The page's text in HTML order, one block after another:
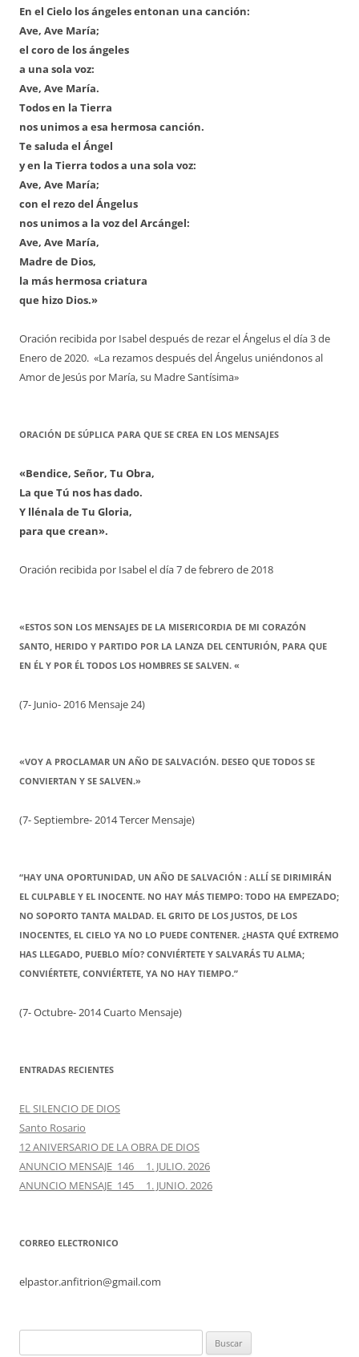
En el Cielo los ángeles entonan una canción:
Ave, Ave María;
el coro de los ángeles
a una sola voz:
Ave, Ave María.
Todos en la Tierra
nos unimos a esa hermosa canción.
Te saluda el Ángel
y en la Tierra todos a una sola voz:
Ave, Ave María;
con el rezo del Ángelus
nos unimos a la voz del Arcángel:
Ave, Ave María,
Madre de Dios,
la más hermosa criatura
que hizo Dios.»
Oración recibida por Isabel después de rezar el Ángelus el día 3 de
Enero de 2020. «La rezamos después del Ángelus uniéndonos al
Amor de Jesús por María, su Madre Santísima»
ORACIÓN DE SÚPLICA PARA QUE SE CREA EN LOS MENSAJES
«Bendice, Señor, Tu Obra,
La que Tú nos has dado.
Y llénala de Tu Gloria,
para que crean».
Oración recibida por Isabel el día 7 de febrero de 2018
«ESTOS SON LOS MENSAJES DE LA MISERICORDIA DE MI CORAZÓN
SANTO, HERIDO Y PARTIDO POR LA LANZA DEL CENTURIÓN, PARA QUE
EN ÉL Y POR ÉL TODOS LOS HOMBRES SE SALVEN. «
(7- Junio- 2016 Mensaje 24)
«VOY A PROCLAMAR UN AÑO DE SALVACIÓN. DESEO QUE TODOS SE
CONVIERTAN Y SE SALVEN.»
(7- Septiembre- 2014 Tercer Mensaje)
“HAY UNA OPORTUNIDAD, UN AÑO DE SALVACIÓN : ALLÍ SE DIRIMIRÁN
EL CULPABLE Y EL INOCENTE. NO HAY MÁS TIEMPO: TODO HA EMPEZADO;
NO SOPORTO TANTA MALDAD. EL GRITO DE LOS JUSTOS, DE LOS
INOCENTES, EL CIELO YA NO LO PUEDE CONTENER. ¿HASTA QUÉ EXTREMO
HAS LLEGADO, PUEBLO MÍO? CONVIÉRTETE Y SALVARÁS TU ALMA;
CONVIÉRTETE, CONVIÉRTETE, YA NO HAY TIEMPO.”
(7- Octubre- 2014 Cuarto Mensaje)
ENTRADAS RECIENTES
EL SILENCIO DE DIOS
Santo Rosario
12 ANIVERSARIO DE LA OBRA DE DIOS
ANUNCIO MENSAJE 146 1. JULIO. 2026
ANUNCIO MENSAJE 145 1. JUNIO. 2026
CORREO ELECTRONICO
elpastor.anfitrion@gmail.com